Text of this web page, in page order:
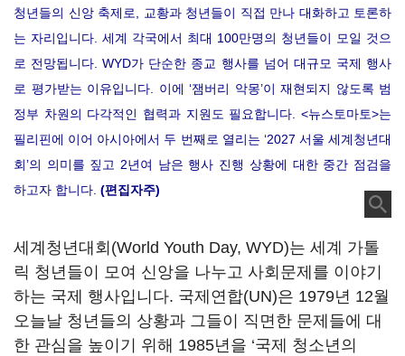
청년들의 신앙 축제로, 교황과 청년들이 직접 만나 대화하고 토론하
는 자리입니다. 세계 각국에서 최대 100만명의 청년들이 모일 것으
로 전망됩니다. WYD가 단순한 종교 행사를 넘어 대규모 국제 행사
로 평가받는 이유입니다. 이에 ‘잼버리 악몽’이 재현되지 않도록 범
정부 차원의 다각적인 협력과 지원도 필요합니다. <뉴스토마토>는
필리핀에 이어 아시아에서 두 번째로 열리는 ‘2027 서울 세계청년대
회’의 의미를 짚고 2년여 남은 행사 진행 상황에 대한 중간 점검을
하고자 합니다. (편집자주)
세계청년대회(World Youth Day, WYD)는 세계 가톨
릭 청년들이 모여 신앙을 나누고 사회문제를 이야기
하는 국제 행사입니다. 국제연합(UN)은 1979년 12월
오늘날 청년들의 상황과 그들이 직면한 문제들에 대
한 관심을 높이기 위해 1985년을 ‘국제 청소년의